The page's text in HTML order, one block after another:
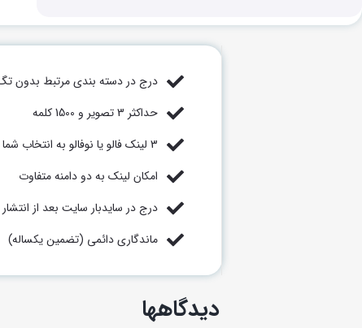
درج در دسته بندی مرتبط بدون تگ
حداکثر 3 تصویر و 1500 کلمه
3 لینک فالو یا نوفالو به انتخاب شما
امکان لینک به دو دامنه متفاوت
درج در سایدبار سایت بعد از انتشار
ماندگاری دائمی (تضمین یکساله)
دیدگاهها